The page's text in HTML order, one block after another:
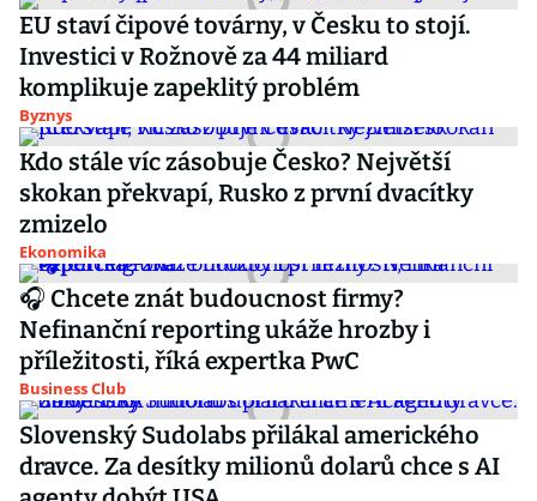
EU staví čipové továrny, v Česku to stojí.
Investici v Rožnově za 44 miliard
komplikuje zapeklitý problém
Byznys
Kdo stále víc zásobuje Česko? Největší
skokan překvapí, Rusko z první dvacítky
zmizelo
Ekonomika
🎧 Chcete znát budoucnost firmy?
Nefinanční reporting ukáže hrozby i
příležitosti, říká expertka PwC
Business Club
Slovenský Sudolabs přilákal amerického
dravce. Za desítky milionů dolarů chce s AI